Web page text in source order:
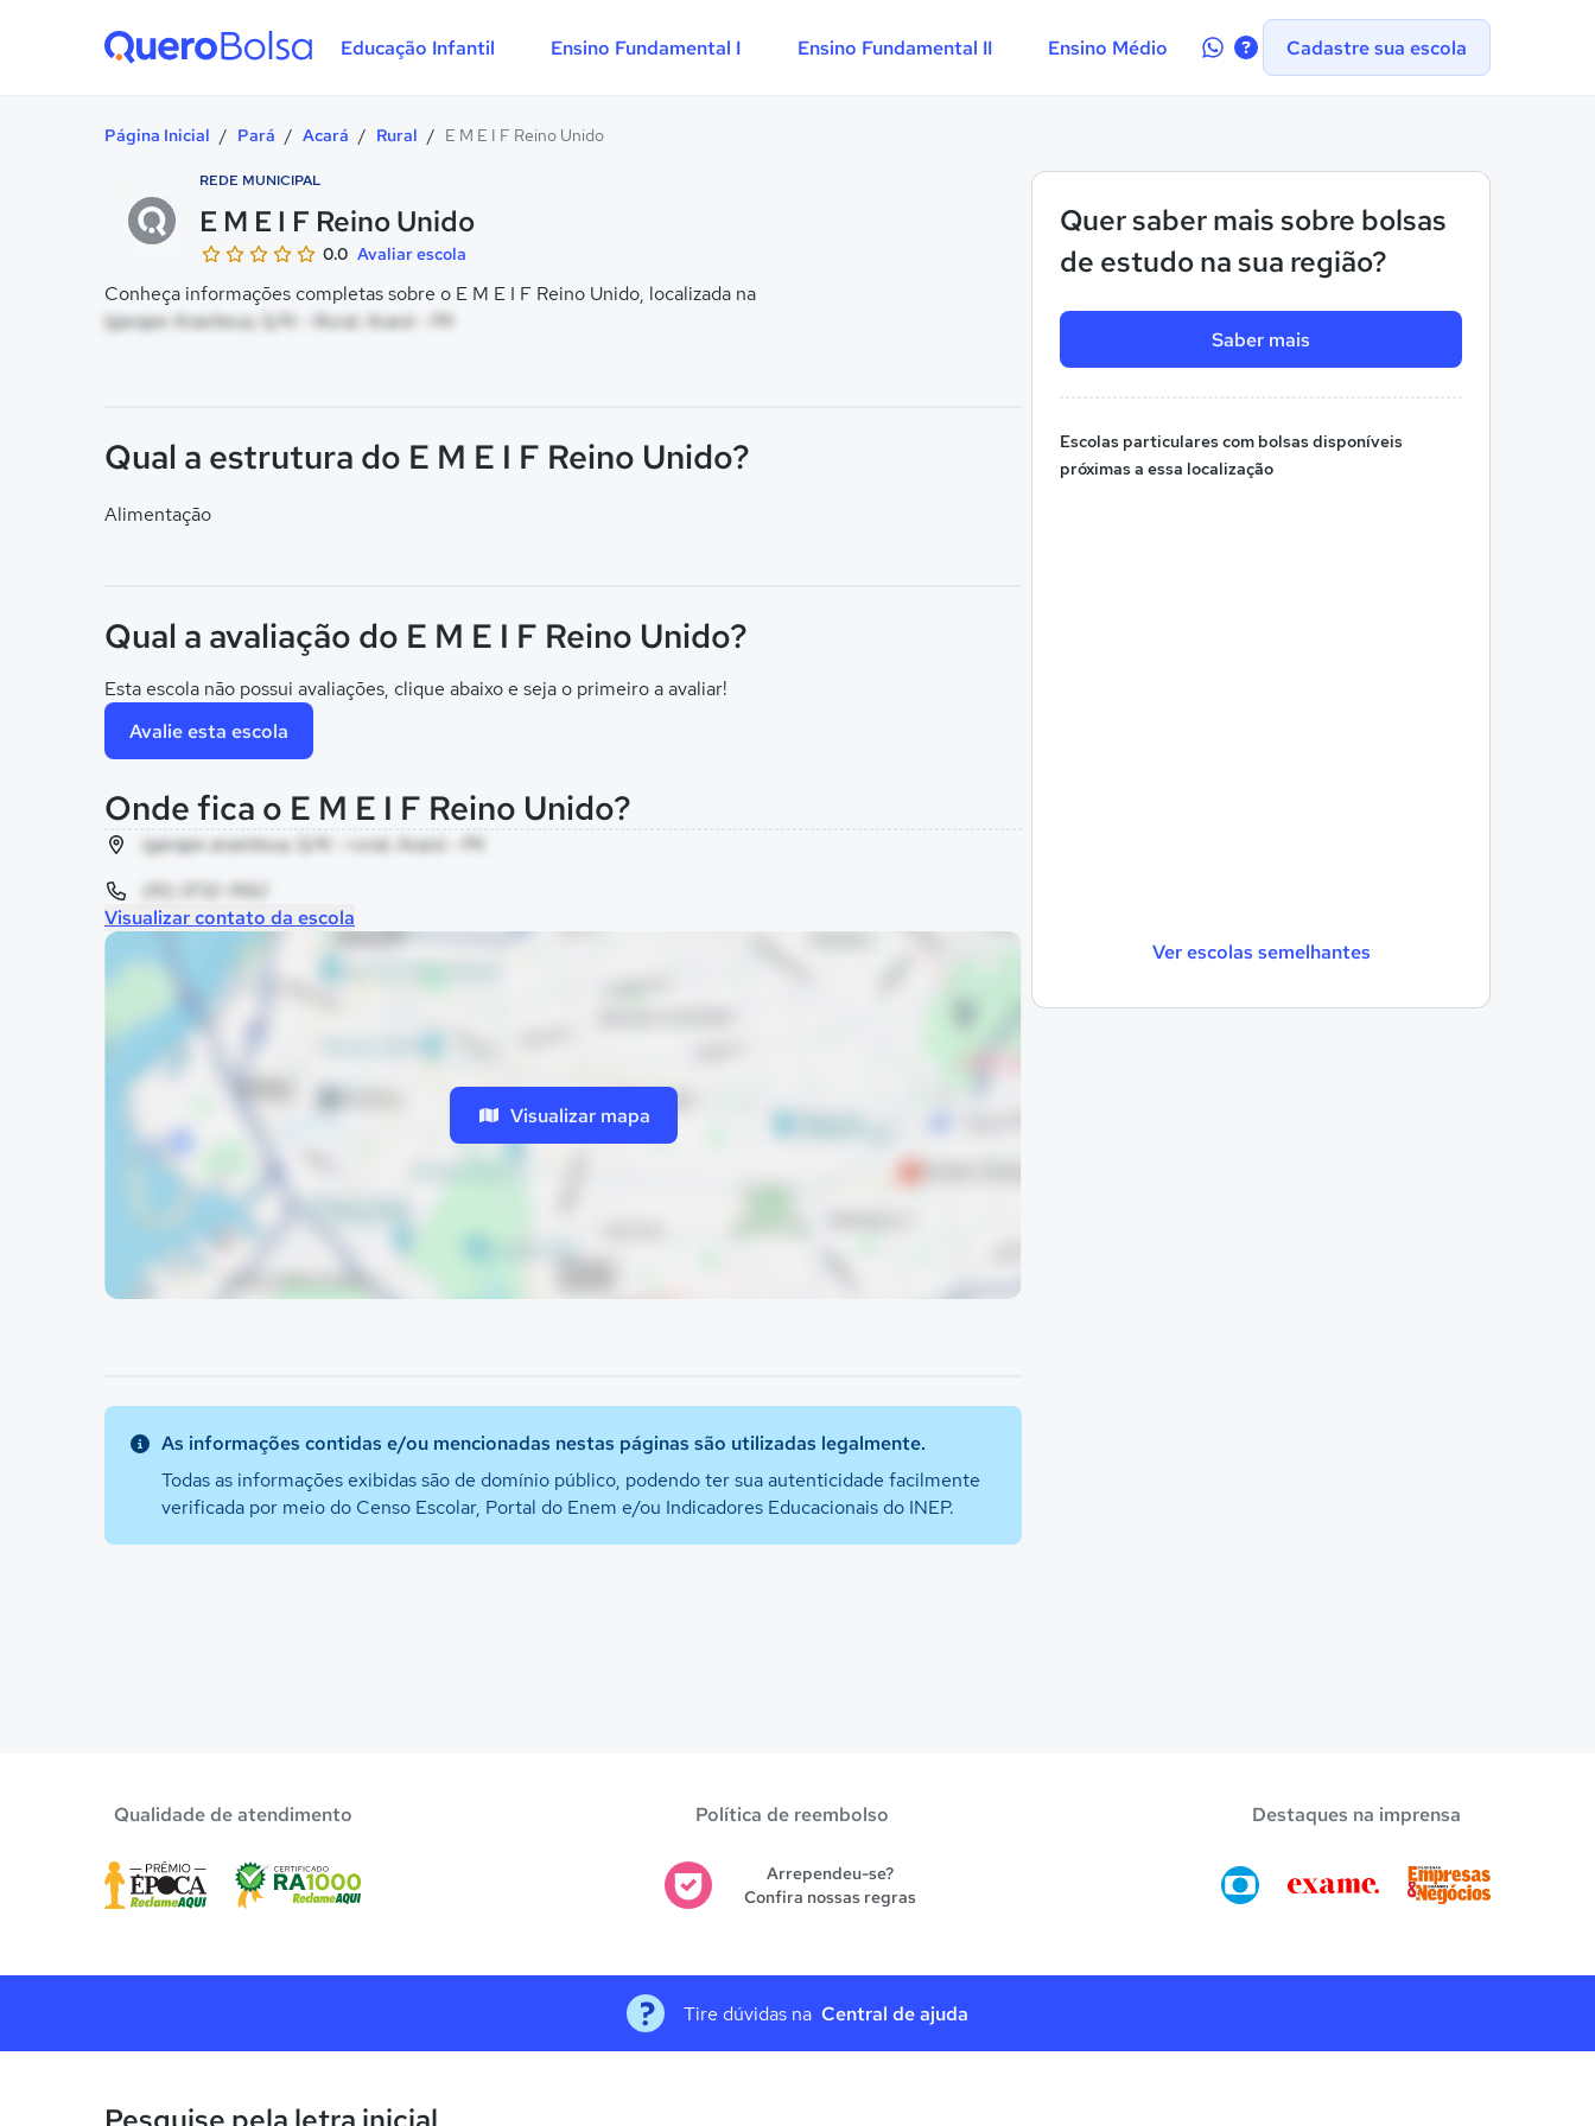
Educação Infantil Ensino Fundamental I Ensino Fundamental II Ensino Médio
Contate-Cadastre sua escola
Página Inicial / Pará / Acará / Rural / E M E I F Reino Unido
REDE MUNICIPAL
E M E I F Reino Unido
0.0 Avaliar escola
Conheça informações completas sobre o E M E I F Reino Unido, localizada na
Igarape Araxiteua, S/N - Rural, Acará - PA
Quer saber mais sobre bolsas
de estudo na sua região?
Saber mais
Escolas particulares com bolsas disponíveis
próximas a essa localização
Ver escolas semelhantes
Qual a estrutura do E M E I F Reino Unido?
Alimentação
Qual a avaliação do E M E I F Reino Unido?
Esta escola não possui avaliações, clique abaixo e seja o primeiro a avaliar!
Avalie esta escola
Onde fica o E M E I F Reino Unido?
igarape araxiteua, S/N - rural, Acará - PA
(91) 3732-1562
Visualizar contato da escola
Visualizar mapa
As informações contidas e/ou mencionadas nestas páginas são utilizadas legalmente.
Todas as informações exibidas são de domínio público, podendo ter sua autenticidade facilmente
verificada por meio do Censo Escolar, Portal do Enem e/ou Indicadores Educacionais do INEP.
Qualidade de atendimento Política de reembolso
Arrependeu-se?
Confira nossas regras
Destaques na imprensa
Tire dúvidas na Central de ajuda